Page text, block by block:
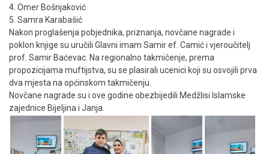
4. Omer Bošnjaković
5. Samra Karabašić
Nakon proglašenja pobjednika, priznanja, novčane nagrade i
poklon knjige su uručili Glavni imam Samir ef. Camić i vjeroučitelj
prof. Samir Baćevac. Na regionalno takmičenje, prema
propozicijama muftijstva, su se plasirali ucenici koji su osvojili prva
dva mjesta na općinskom takmičenju.
Novčane nagrade su i ove godine obezbijedili Medžlisi Islamske
zajednice Bijeljina i Janja.